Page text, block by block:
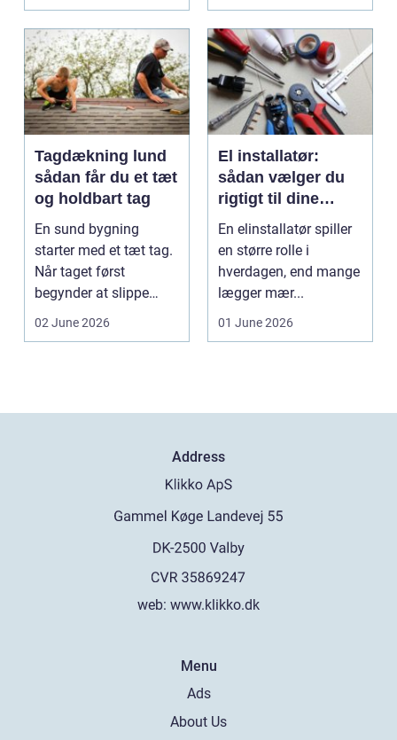
Tagdækning lund
sådan får du et tæt
og holdbart tag
En sund bygning
starter med et tæt tag.
Når taget først
begynder at slippe
vand ind, kan skaderne
02 June 2026
El installatør:
sådan vælger du
rigtigt til dine
elinstallationer
En elinstallatør spiller
en større rolle i
hverdagen, end mange
lægger mær...
01 June 2026
Address
web: www.klikko.dk
Menu
Ads
About Us